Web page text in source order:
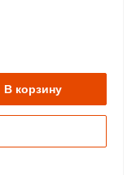
В корзину